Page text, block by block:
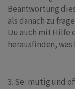
Beantwortung
als danach zu
Du auch mit Hilfe
herausfinden,
3. Sei mutig und